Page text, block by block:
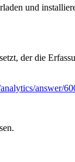
und
der die
answer/